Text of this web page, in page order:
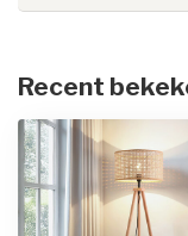
Recent